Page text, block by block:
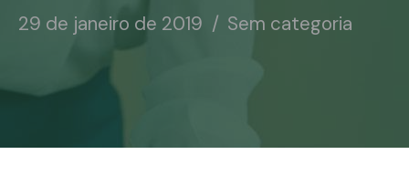
29 de janeiro de 2019 Sem categoria